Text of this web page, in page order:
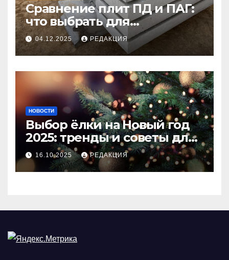
Сравнение плит ПД и ПАГ:
что выбрать для
долговечного и прочного
покрытия
04.12.2025 РЕДАКЦИЯ
НОВОСТИ
Выбор ёлки на Новый год
2025: тренды и советы для
идеального праздника
16.10.2025 РЕДАКЦИЯ